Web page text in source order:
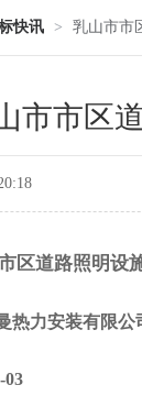
快讯 > 乳山市市
市市区
区道路照明设
热力安装有限公
03